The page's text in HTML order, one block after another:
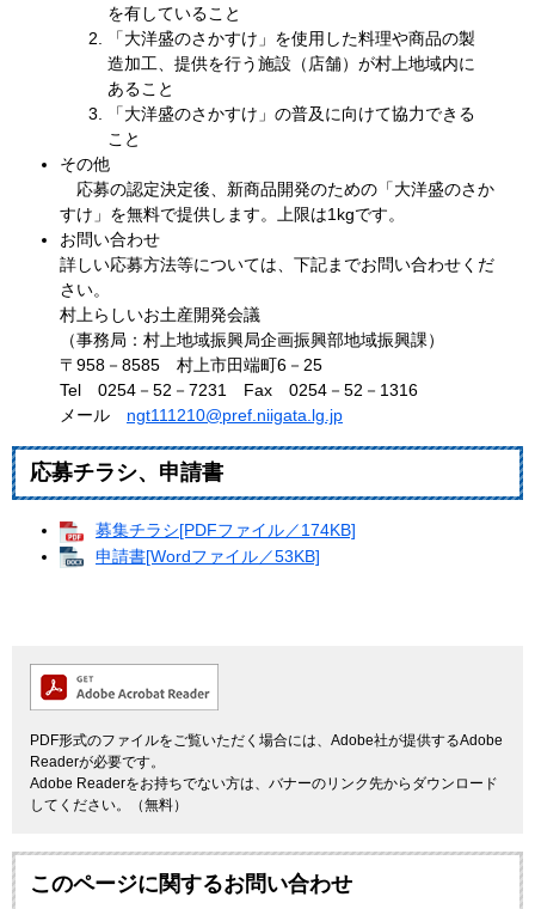
を有していること
「大洋盛のさかすけ」を使用した料理や商品の製
造加工、提供を行う施設（店舗）が村上地域内に
あること
「大洋盛のさかすけ」の普及に向けて協力できる
こと
その他
応募の認定決定後、新商品開発のための「大洋盛のさか
すけ」を無料で提供します。上限は1kgです。
お問い合わせ
詳しい応募方法等については、下記までお問い合わせくだ
さい。
村上らしいお土産開発会議
（事務局：村上地域振興局企画振興部地域振興課）
〒958－8585 村上市田端町6－25
Tel 0254－52－7231 Fax 0254－52－1316
メール ngt111210@pref.niigata.lg.jp
応募チラシ、申請書
募集チラシ[PDFファイル／174KB]
申請書[Wordファイル／53KB]
PDF形式のファイルをご覧いただく場合には、Adobe社が提供するAdobe
Readerが必要です。
Adobe Readerをお持ちでない方は、バナーのリンク先からダウンロード
してください。（無料）
このページに関するお問い合わせ